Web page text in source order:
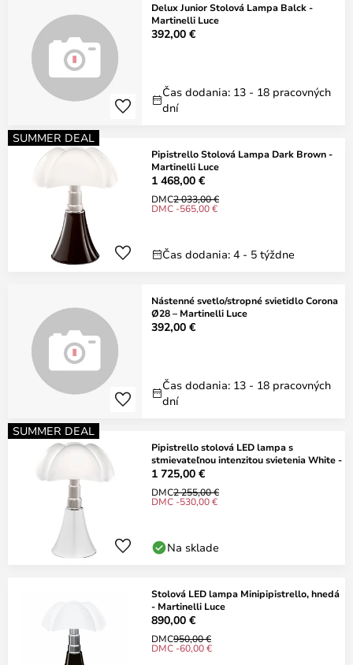
Delux Junior Stolová Lampa Balck -
Martinelli Luce
392,00 €
Čas dodania: 13 - 18 pracovných
dní
SUMMER DEAL
Pipistrello Stolová Lampa Dark Brown -
Martinelli Luce
1 468,00 €
DMC2 033,00 €
DMC -565,00 €
Čas dodania: 4 - 5 týždne
Nástenné svetlo/stropné svietidlo Corona
Ø28 – Martinelli Luce
392,00 €
Čas dodania: 13 - 18 pracovných
dní
SUMMER DEAL
Pipistrello stolová LED lampa s
stmievateľnou intenzitou svietenia White -
1 725,00 €
DMC2 255,00 €
DMC -530,00 €
Na sklade
Stolová LED lampa Minipipistrello, hnedá
- Martinelli Luce
890,00 €
DMC950,00 €
DMC -60,00 €